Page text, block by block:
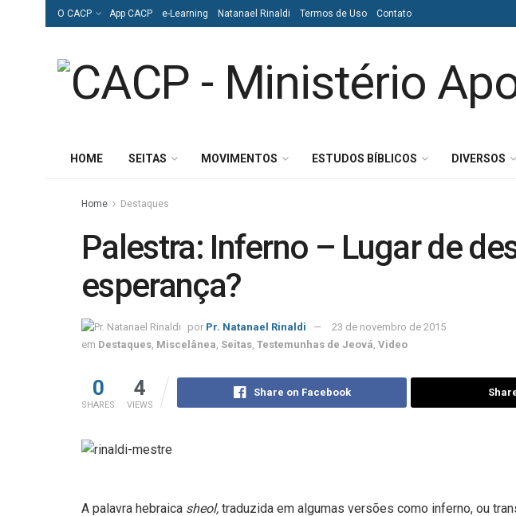
O CACP App CACP e-Learning Natanael Rinaldi Termos de Uso Contato
HOME SEITAS MOVIMENTOS ESTUDOS BÍBLICOS DIVERSOS
Home Destaques
Palestra: Inferno – Lugar de
esperança?
por Pr. Natanael Rinaldi
23 de novembro de 2015
em Destaques, Miscelânea, Seitas, Testemunhas de Jeová, Video
0
SHARES
4
VIEWS
Share on Facebook
A palavra hebraica sheol, traduzida em algumas versões como inferno, ou